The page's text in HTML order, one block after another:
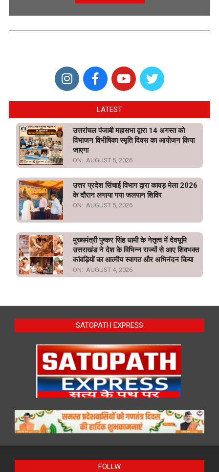
LATEST
उत्तरांचल पंजाबी महासभा द्वारा 14 अगस्त को
विभाजन विभीषिका स्मृति दिवस का आयोजन किया
जाएगा
ON: AUGUST 5, 2026
उत्तर प्रदेश सिंचाई विभाग द्वारा कावड़ मेला 2026
के दौरान लगाया गया जलपान शिविर
ON: AUGUST 5, 2026
मुख्यमंत्री पुष्कर सिंह धामी के नेतृत्व में देवभूमि
उत्तराखंड ने देश के विभिन्न राज्यों से आए शिवभक्त
कांवड़ियों का आत्मीय स्वागत और अभिनंदन किया
ON: AUGUST 4, 2026
SATOPATH EXPRESS
FOLLW